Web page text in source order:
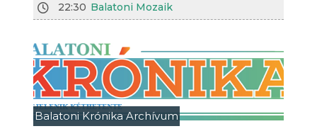
22:30 Balatoni Mozaik
Balatoni Krónika Archívum